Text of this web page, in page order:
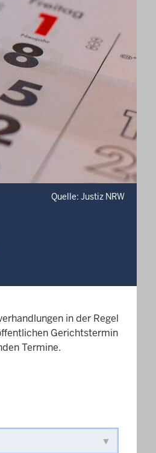
Quelle: Justiz NRW
in der Regel
Gerichtstermin
Termine.